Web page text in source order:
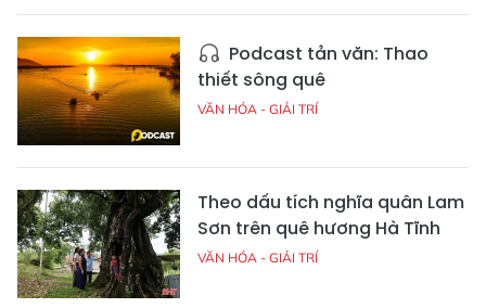
Podcast tản văn: Thao
thiết sông quê
VĂN HÓA - GIẢI TRÍ
Theo dấu tích nghĩa quân Lam
Sơn trên quê hương Hà Tĩnh
VĂN HÓA - GIẢI TRÍ